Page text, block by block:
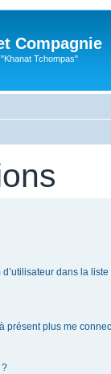
Compagnie
Tchompas"
dans la liste
présent plus me
?